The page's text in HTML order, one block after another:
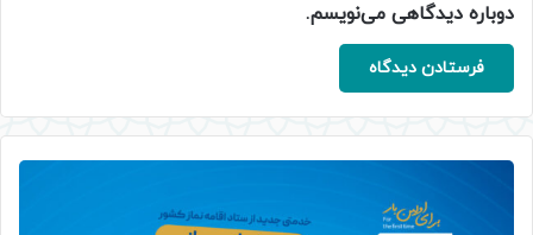
دوباره دیدگاهی می‌نویسم.